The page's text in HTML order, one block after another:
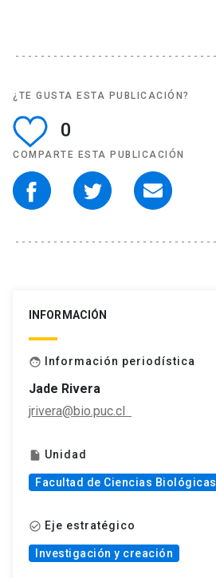
¿TE GUSTA ESTA PUBLICACIÓN?
0
COMPARTE ESTA PUBLICACIÓN
INFORMACIÓN
face Información periodística
Jade Rivera
jrivera@bio.puc.cl
insert_drive_file Unidad
Facultad de Ciencias Biológicas
check_circle_outline Eje estratégico
Investigación y creación